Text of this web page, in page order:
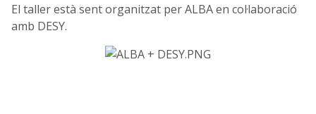
El taller està sent organitzat per ALBA en col·laboració
amb DESY.